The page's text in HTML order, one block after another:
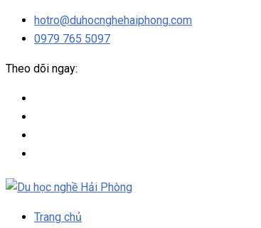
hotro@duhocnghehaiphong.com
0979 765 5097
Theo dõi ngay:
Trang chủ